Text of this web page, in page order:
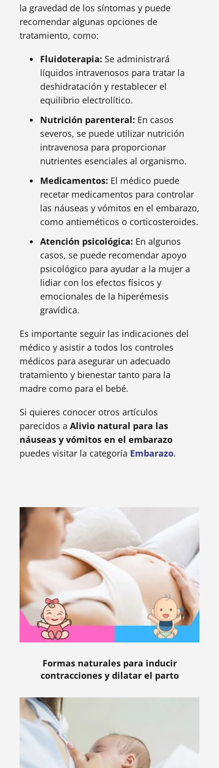
la gravedad de los síntomas y puede
recomendar algunas opciones de
tratamiento, como:
Fluidoterapia: Se administrará
líquidos intravenosos para tratar la
deshidratación y restablecer el
equilibrio electrolítico.
Nutrición parenteral: En casos
severos, se puede utilizar nutrición
intravenosa para proporcionar
nutrientes esenciales al organismo.
Medicamentos: El médico puede
recetar medicamentos para controlar
las náuseas y vómitos en el embarazo,
como antieméticos o corticosteroides.
Atención psicológica: En algunos
casos, se puede recomendar apoyo
psicológico para ayudar a la mujer a
lidiar con los efectos físicos y
emocionales de la hiperémesis
gravídica.
Es importante seguir las indicaciones del
médico y asistir a todos los controles
médicos para asegurar un adecuado
tratamiento y bienestar tanto para la
madre como para el bebé.
Si quieres conocer otros artículos
parecidos a Alivio natural para las
náuseas y vómitos en el embarazo
puedes visitar la categoría Embarazo.
Formas naturales para inducir
contracciones y dilatar el parto